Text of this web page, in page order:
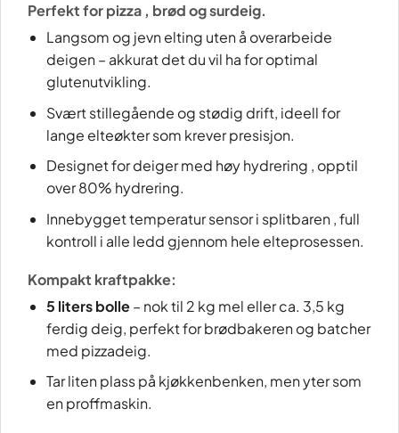
Perfekt for pizza , brød og surdeig.
Langsom og jevn elting uten å overarbeide
deigen – akkurat det du vil ha for optimal
glutenutvikling.
Svært stillegående og stødig drift, ideell for
lange elteøkter som krever presisjon.
Designet for deiger med høy hydrering , opptil
over 80% hydrering.
Innebygget temperatur sensor i splitbaren , full
kontroll i alle ledd gjennom hele elteprosessen.
Kompakt kraftpakke:
5 liters bolle– nok til 2 kg mel eller ca. 3,5 kg
ferdig deig, perfekt for brødbakeren og batcher
med pizzadeig.
Tar liten plass på kjøkkenbenken, men yter som
en proffmaskin.